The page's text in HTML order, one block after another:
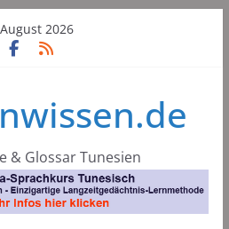
2026
& Glossar Tunesien